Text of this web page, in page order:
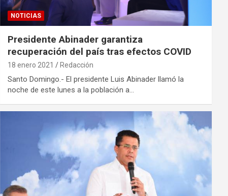
NOTICIAS
Presidente Abinader garantiza
recuperación del país tras efectos COVID
18 enero 2021 Redacción
Santo Domingo.- El presidente Luis Abinader llamó la
noche de este lunes a la población a…